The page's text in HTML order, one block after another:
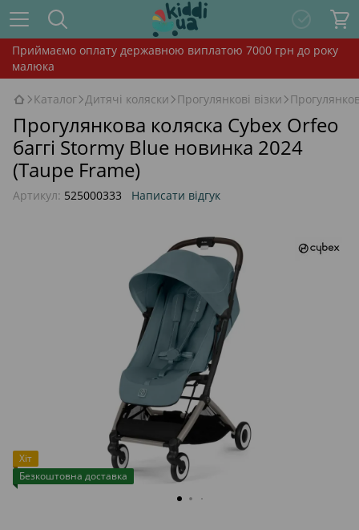
Приймаємо оплату державною виплатою 7000 грн до року
малюка
Каталог Дитячі коляски Прогулянкові візки
Прогулянкова коляска Cybex Orfeo
баггі Stormy Blue новинка 2024
(Taupe Frame)
Артикул: 525000333 Написати відгук
Хіт
Безкоштовна доставка